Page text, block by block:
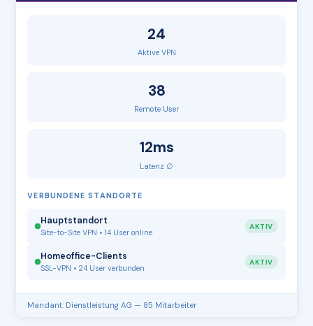
24
Aktive VPN
38
Remote User
12ms
Latenz ∅
VERBUNDENE STANDORTE
Hauptstandort
Site-to-Site VPN • 14 User online
AKTIV
Homeoffice-Clients
SSL-VPN • 24 User verbunden
AKTIV
Mandant: Dienstleistung AG — 85 Mitarbeiter